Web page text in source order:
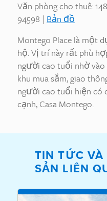
Văn phòng cho thuê:
94598 | Bản đồ
Montego Place là một
hộ. Vị trí này rất phù
người cao tuổi nhờ
khu mua sắm, giao
người cao tuổi hiện có
cạnh, Casa Montego.
TIN TỨC
SẢN LIÊN